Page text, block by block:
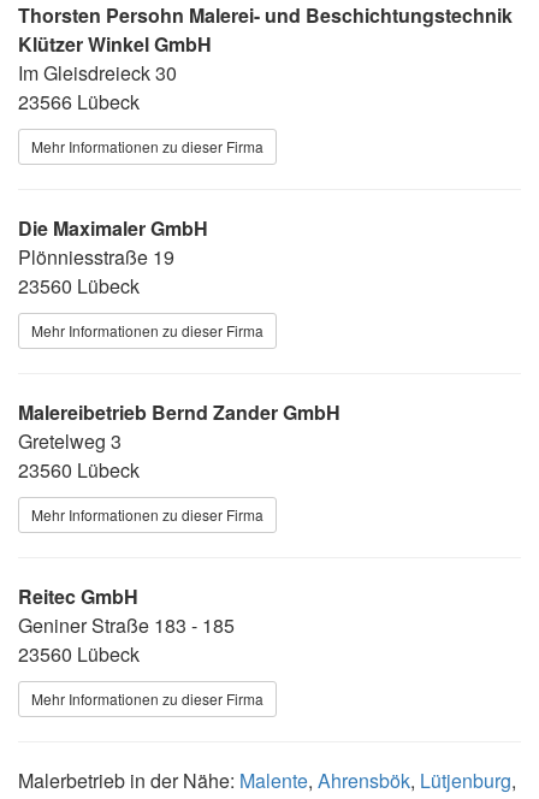
Thorsten Persohn Malerei- und Beschichtungstechnik
Klützer Winkel GmbH
Im Gleisdreieck 30
23566 Lübeck
Mehr Informationen zu dieser Firma
Die Maximaler GmbH
Plönniesstraße 19
23560 Lübeck
Mehr Informationen zu dieser Firma
Malereibetrieb Bernd Zander GmbH
Gretelweg 3
23560 Lübeck
Mehr Informationen zu dieser Firma
Reitec GmbH
Geniner Straße 183 - 185
23560 Lübeck
Mehr Informationen zu dieser Firma
Malerbetrieb in der Nähe: Malente, Ahrensbök, Lütjenburg,